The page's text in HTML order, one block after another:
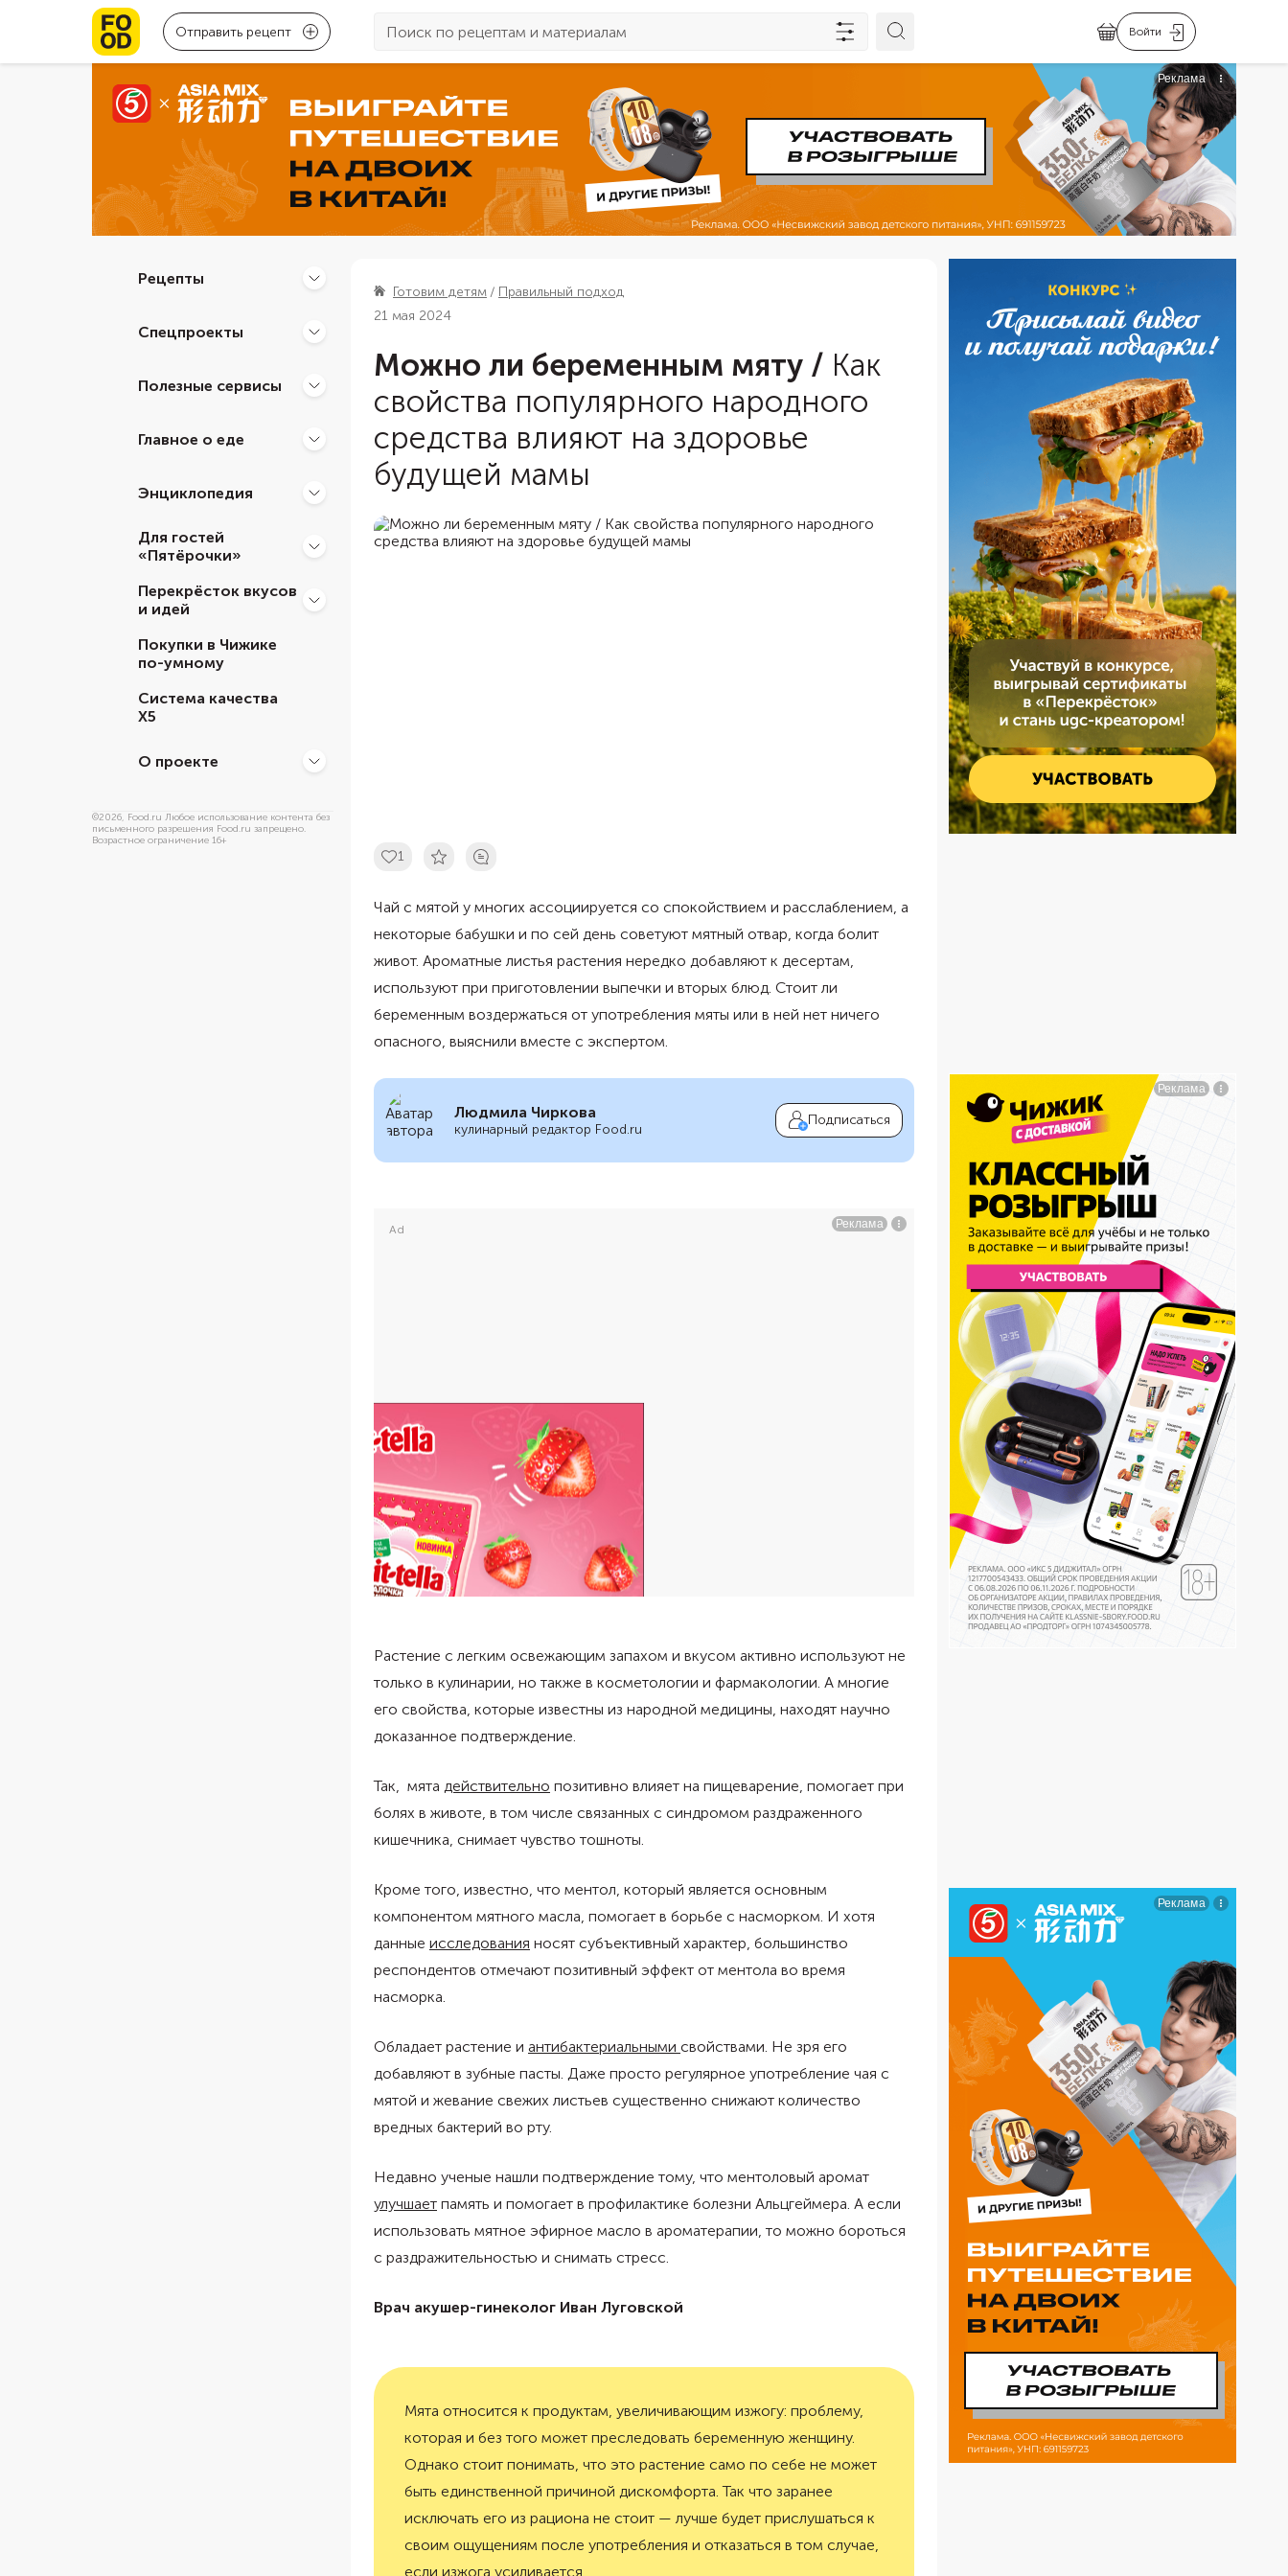
Отправить рецепт Войти
Рецепты
Спецпроекты
Полезные сервисы
Главное о еде
Энциклопедия
Для гостей
«Пятёрочки»
Перекрёсток вкусов
и идей
Покупки в Чижике
по-умному
Система качества
Х5
О проекте
©2026, Food.ru Любое использование контента без
письменного разрешения Food.ru запрещено.
Возрастное ограничение 16+
Готовим детям
Правильный подход
21 мая 2024
Можно ли беременным мяту / Как
свойства популярного народного
средства влияют на здоровье
будущей мамы
1
Чай с мятой у многих ассоциируется со спокойствием и расслаблением, а
некоторые бабушки и по сей день советуют мятный отвар, когда болит
живот. Ароматные листья растения нередко добавляют к десертам,
используют при приготовлении выпечки и вторых блюд. Стоит ли
беременным воздержаться от употребления мяты или в ней нет ничего
опасного, выяснили вместе с экспертом.
Людмила Чиркова
кулинарный редактор Food.ru
Подписаться
Ad
Растение с легким освежающим запахом и вкусом активно используют не
только в кулинарии, но также в косметологии и фармакологии. А многие
его свойства, которые известны из народной медицины, находят научно
доказанное подтверждение.
Так, мята действительно позитивно влияет на пищеварение, помогает при
болях в животе, в том числе связанных с синдромом раздраженного
кишечника, снимает чувство тошноты.
Кроме того, известно, что ментол, который является основным
компонентом мятного масла, помогает в борьбе с насморком. И хотя
данные исследования носят субъективный характер, большинство
респондентов отмечают позитивный эффект от ментола во время
насморка.
Обладает растение и антибактериальными свойствами. Не зря его
добавляют в зубные пасты. Даже просто регулярное употребление чая с
мятой и жевание свежих листьев существенно снижают количество
вредных бактерий во рту.
Недавно ученые нашли подтверждение тому, что ментоловый аромат
улучшает память и помогает в профилактике болезни Альцгеймера. А если
использовать мятное эфирное масло в ароматерапии, то можно бороться
с раздражительностью и снимать стресс.
Врач акушер-гинеколог Иван Луговской
Мята относится к продуктам, увеличивающим изжогу: проблему,
которая и без того может преследовать беременную женщину.
Однако стоит понимать, что это растение само по себе не может
быть единственной причиной дискомфорта. Так что заранее
исключать его из рациона не стоит — лучше будет прислушаться к
своим ощущениям после употребления и отказаться в том случае,
если изжога усиливается.